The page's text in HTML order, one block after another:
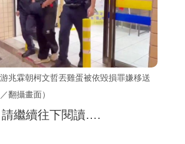
游兆霖朝柯文哲丟雞蛋被依毀損罪嫌移送
翻攝畫面）
請繼續往下閱讀….